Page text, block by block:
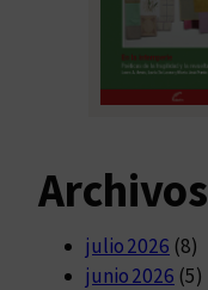
Archivos
julio 2026 (8)
junio 2026 (5)